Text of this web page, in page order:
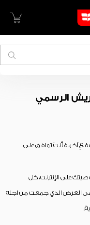
الرسمي
آخر، فأنتَ توافق على
على الإنترنت، كل
فى الغرض الذي جمعت من اجله